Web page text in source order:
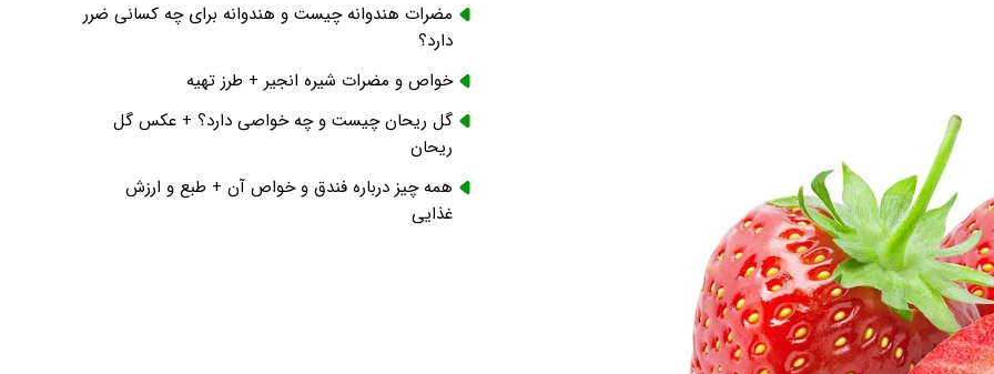
مضرات هندوانه چیست و هندوانه برای چه کسانی ضرر
دارد؟
خواص و مضرات شیره انجیر + طرز تهیه
گل ریحان چیست و چه خواصی دارد؟ + عکس گل
ریحان
همه چیز درباره فندق و خواص آن + طبع و ارزش
غذایی